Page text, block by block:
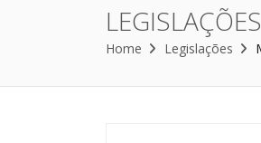
LEGISLAÇÕES
Home Legislações